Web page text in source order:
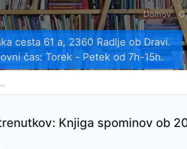
Domov
cesta 61 a, 2360 Radlje ob Dravi.
čas: Torek - Petek od 7h-15h.
Knjiga spominov ob